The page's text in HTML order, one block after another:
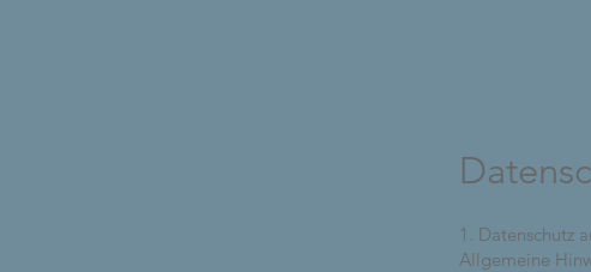
1. Datenschutz
Allgemeine